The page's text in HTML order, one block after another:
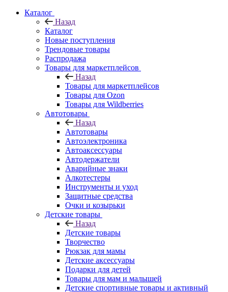
Каталог
Назад
Каталог
Новые поступления
Трендовые товары
Распродажа
Товары для маркетплейсов
Назад
Товары для маркетплейсов
Товары для Ozon
Товары для Wildberries
Автотовары
Назад
Автотовары
Автоэлектроника
Автоаксессуары
Автодержатели
Аварийные знаки
Алкотестеры
Инструменты и уход
Защитные средства
Очки и козырьки
Детские товары
Назад
Детские товары
Творчество
Рюкзак для мамы
Детские аксессуары
Подарки для детей
Товары для мам и малышей
Детские спортивные товары и активный